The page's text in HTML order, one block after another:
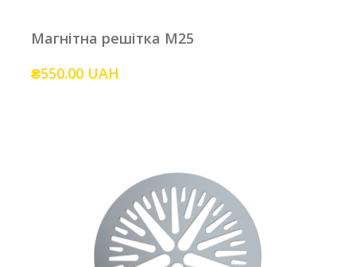
Магнітна решітка M25
₴550.00 UAH